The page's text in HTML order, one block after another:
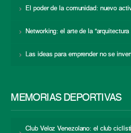
El poder de la comunidad: nuevo
Networking: el arte de la
Las ideas para emprender no se
MEMORIAS DEPORTIVAS
Club Veloz Venezolano: el club